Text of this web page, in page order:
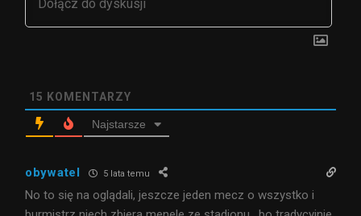
15 KOMENTARZY
Najstarsze
obywatel 5 lata temu
No to się na oglądali, jeszcze jeden mecz o wszystko i